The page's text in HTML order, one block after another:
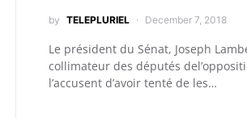
by TELEPLURIEL December 7, 2018
Le président du Sénat, Joseph
collimateur des députés
l’accusent d’avoir tenté de les…